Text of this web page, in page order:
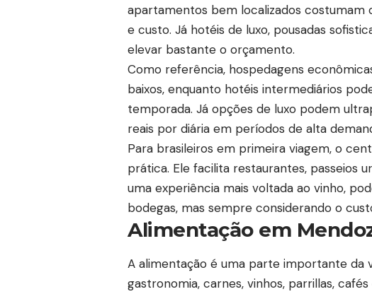
apartamentos bem localizados
e custo. Já hotéis de luxo, pousadas
elevar bastante o orçamento.
Como referência, hospedagens
baixos, enquanto hotéis intermediários
temporada. Já opções de luxo podem
reais por diária em períodos de alta
Para brasileiros em primeira viagem, o
prática. Ele facilita restaurantes, passeios
uma experiência mais voltada ao vinho,
bodegas, mas sempre considerando o
Alimentação em
A alimentação é uma parte importante da
gastronomia, carnes, vinhos, parrillas,